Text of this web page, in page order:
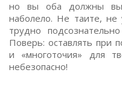
но вы оба должны
наболело. Не таите, не
трудно
Поверь: оставлять при
и «многоточия» для
небезопасно!